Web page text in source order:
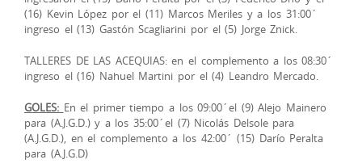
(16) Kevin López por el (11) Marcos Meriles y a los 31:00´
ingreso el (13) Gastón Scagliarini por el (5) Jorge Znick.
TALLERES DE LAS ACEQUIAS: en el complemento a los 08:30´
ingreso el (16) Nahuel Martini por el (4) Leandro Mercado.
GOLES: En el primer tiempo a los 09:00´el (9) Alejo Mainero
para (A.J.G.D.) y a los 35:00´el (7) Nicolás Delsole para
(A.J.G.D.), en el complemento a los 42:00´ (15) Darío Peralta
para (A.J.G.D)